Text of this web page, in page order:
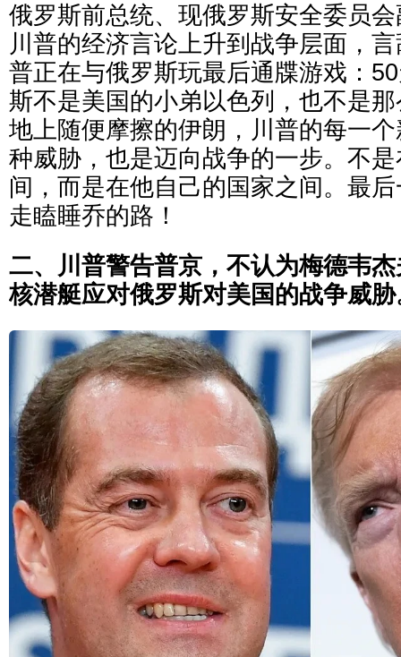
俄罗斯前总统、现俄罗斯安全委员
川普的经济言论上升到战争层面，
普正在与俄罗斯玩最后通牒游戏：
斯不是美国的小弟以色列，也不是
地上随便摩擦的伊朗，川普的每一
种威胁，也是迈向战争的一步。不
间，而是在他自己的国家之间。最
走瞌睡乔的路！
二、川普警告普京，不认为梅德韦
核潜艇应对俄罗斯对美国的战争威胁